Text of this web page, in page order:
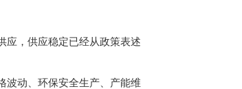
，供应稳定已经从政策表述
动、环保安全生产、产能维